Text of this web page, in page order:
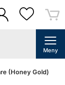
Meny
(Honey Gold)